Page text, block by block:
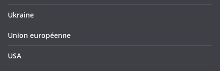
Ukraine
Union européenne
USA